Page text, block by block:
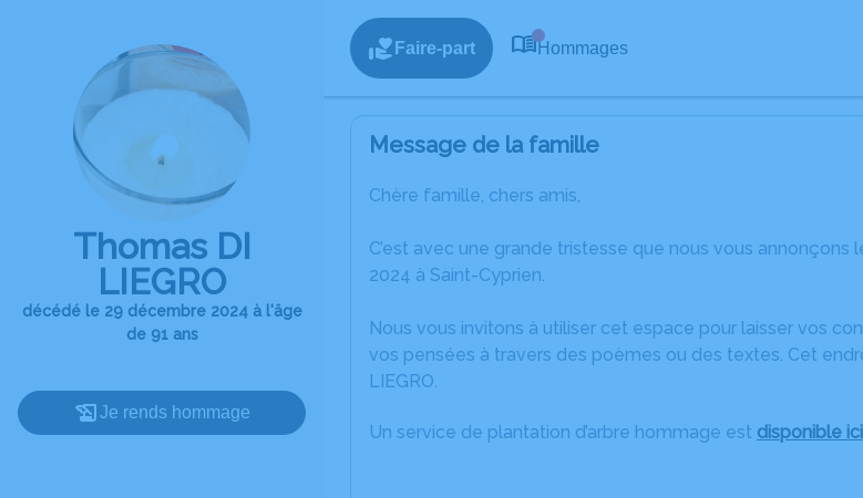
Thomas DI
LIEGRO
décédé le 29 décembre 2024 à l'âge
de 91 ans
Je rends hommage
Faire-part Hommages
Message de la famille
Chère famille, chers amis,
C’est avec une grande tristesse que nous vous
2024 à Saint-Cyprien.
Nous vous invitons à utiliser cet espace pour laisser vos
vos pensées à travers des poèmes ou des textes. Cet
LIEGRO.
Un service de plantation d’arbre hommage est disponible ici